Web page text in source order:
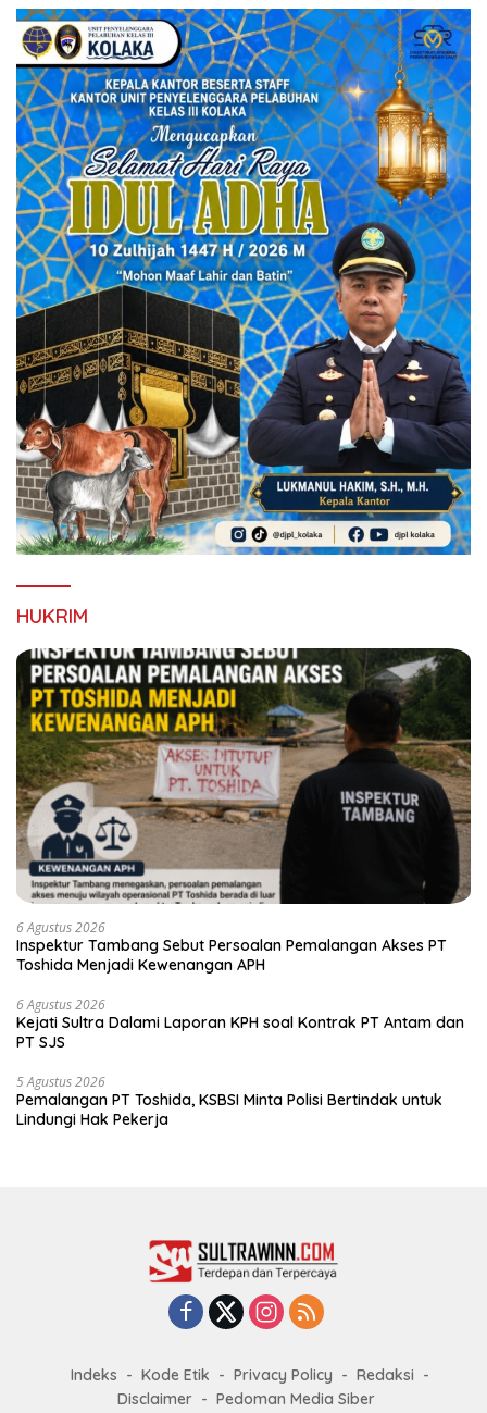
HUKRIM
6 Agustus 2026
Inspektur Tambang Sebut Persoalan Pemalangan Akses PT
Toshida Menjadi Kewenangan APH
6 Agustus 2026
Kejati Sultra Dalami Laporan KPH soal Kontrak PT Antam dan
PT SJS
5 Agustus 2026
Pemalangan PT Toshida, KSBSI Minta Polisi Bertindak untuk
Lindungi Hak Pekerja
Indeks Kode Etik Privacy Policy
Redaksi
Disclaimer
Pedoman Media Siber